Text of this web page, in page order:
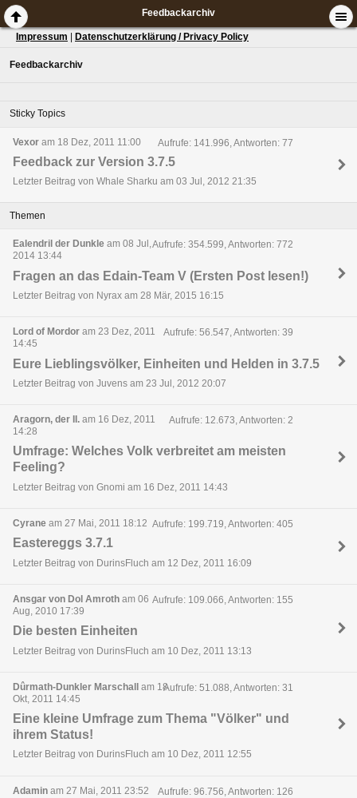
Feedbackarchiv
Impressum Datenschutzerklärung / Privacy Policy
Feedbackarchiv
Sticky Topics
Vexor am 18 Dez, 2011 11:00 Aufrufe: 141.996, Antworten: 77
Feedback zur Version 3.7.5
Letzter Beitrag von Whale Sharku am 03 Jul, 2012 21:35
Themen
Ealendril der Dunkle am 08 Jul,
2014 13:44
Aufrufe: 354.599, Antworten: 772
Fragen an das Edain-Team V (Ersten Post lesen!)
Letzter Beitrag von Nyrax am 28 Mär, 2015 16:15
Lord of Mordor am 23 Dez, 2011
14:45
Aufrufe: 56.547, Antworten: 39
Eure Lieblingsvölker, Einheiten und Helden in 3.7.5
Letzter Beitrag von Juvens am 23 Jul, 2012 20:07
Aragorn, der II. am 16 Dez, 2011
14:28
Aufrufe: 12.673, Antworten: 2
Umfrage: Welches Volk verbreitet am meisten
Feeling?
Letzter Beitrag von Gnomi am 16 Dez, 2011 14:43
Cyrane am 27 Mai, 2011 18:12 Aufrufe: 199.719, Antworten: 405
Eastereggs 3.7.1
Letzter Beitrag von DurinsFluch am 12 Dez, 2011 16:09
Ansgar von Dol Amroth am 06
Aug, 2010 17:39
Aufrufe: 109.066, Antworten: 155
Die besten Einheiten
Letzter Beitrag von DurinsFluch am 10 Dez, 2011 13:13
Dûrmath-Dunkler Marschall
am 18
Okt, 2011 14:45
Aufrufe: 51.088, Antworten: 31
Eine kleine Umfrage zum Thema "Völker" und
ihrem Status!
Letzter Beitrag von DurinsFluch am 10 Dez, 2011 12:55
Adamin am 27 Mai, 2011 23:52 Aufrufe: 96.756, Antworten: 126